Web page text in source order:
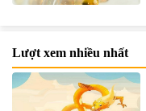
Lượt xem nhiều nhất